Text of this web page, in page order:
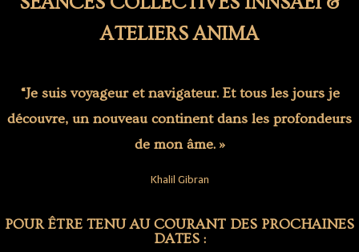
ATELIERS ANIMA
“Je suis voyageur et navigateur. Et tous les jours je
découvre, un nouveau continent dans les profondeurs
de mon âme. »
Khalil Gibran
POUR ÊTRE TENU AU COURANT DES PROCHAINES
DATES :